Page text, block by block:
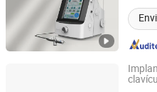
CHANGZHOU XIETONG